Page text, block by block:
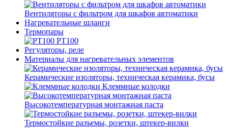
Вентиляторы с фильтром для шкафов автоматики
Нагревательные шланги
Термопары
PT100
Регуляторы, реле
Материалы для нагревательных элементов
Керамические изоляторы, техническая керамика, бусы
Клеммные колодки
Высокотемпературная монтажная паста
Термостойкие разъемы, розетки, штекер-вилки